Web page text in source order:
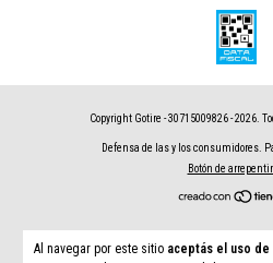
Al navegar por este sitio aceptás el uso
Copyright Gotire - 30715009826 - 2026.
Defensa de las y los consumidores.
Botón de